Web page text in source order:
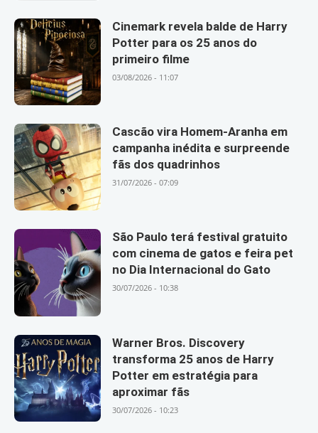
Cinemark revela balde de Harry
Potter para os 25 anos do
primeiro filme
03/08/2026 - 11:07
Cascão vira Homem-Aranha em
campanha inédita e surpreende
fãs dos quadrinhos
31/07/2026 - 07:09
São Paulo terá festival gratuito
com cinema de gatos e feira pet
no Dia Internacional do Gato
30/07/2026 - 10:38
Warner Bros. Discovery
transforma 25 anos de Harry
Potter em estratégia para
aproximar fãs
30/07/2026 - 10:23